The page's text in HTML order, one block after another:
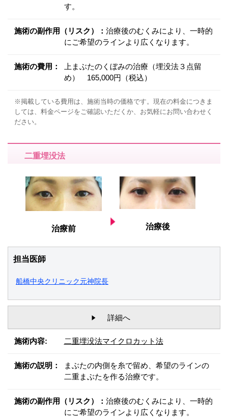
す。
施術の副作用（リスク）： 治療後のむくみにより、一時的
にご希望のラインより広くなります。
施術の費用：
上まぶたのくぼみの治療（埋没法３点留
め） 165,000円（税込）
※掲載している費用は、施術当時の価格です。現在の料金につきま
しては、料金ページをご確認いただくか、お気軽にお問い合わせく
ださい。
二重埋没法
治療前 治療後
担当医師
船橋中央クリニック元神院長
詳細へ
施術内容: 二重埋没法マイクロカット法
施術の説明：
まぶたの内側を糸で留め、希望のラインの
二重まぶたを作る治療です。
施術の副作用（リスク）： 治療後のむくみにより、一時的
にご希望のラインより広くなります。